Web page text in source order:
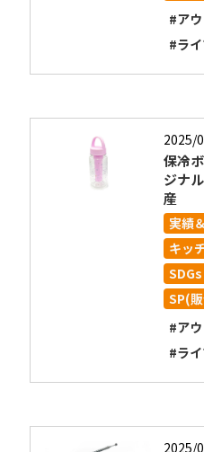
#ア
#ラ
2025/
保冷
ジナ
産
実績
キッ
SP(
#ア
#ラ
2025/